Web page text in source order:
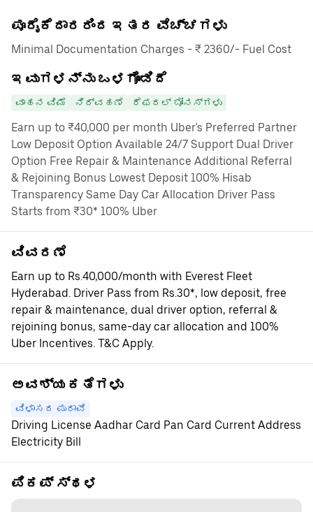
ಪೂರೈಕೆದಾರರಿಂದ ಇತರ ವೆಚ್ಚಗಳು
Minimal Documentation Charges - ₹ 2360/- Fuel Cost
ಇವುಗಳನ್ನು ಒಳಗೊಂಡಿದೆ
ವಾಹನ ವಿಮೆ ನಿರ್ವಹಣೆ ರೆಫರಲ್ ಬೋನಸ್‌ಗಳು
Earn up to ₹40,000 per month Uber's Preferred Partner
Low Deposit Option Available 24/7 Support Dual Driver
Option Free Repair & Maintenance Additional Referral
& Rejoining Bonus Lowest Deposit 100% Hisab
Transparency Same Day Car Allocation Driver Pass
Starts from ₹30* 100% Uber
ವಿವರಣೆ
Earn up to Rs.40,000/month with Everest Fleet
Hyderabad. Driver Pass from Rs.30*, low deposit, free
repair & maintenance, dual driver option, referral &
rejoining bonus, same-day car allocation and 100%
Uber Incentives. T&C Apply.
ಅವಶ್ಯಕತೆಗಳು
ವಿಳಾಸದ ಪುರಾವೆ
Driving License Aadhar Card Pan Card Current Address
Electricity Bill
ಪಿಕಪ್ ಸ್ಥಳ